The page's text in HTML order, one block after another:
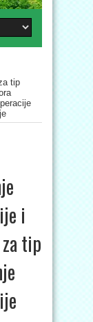
tip
i
tip